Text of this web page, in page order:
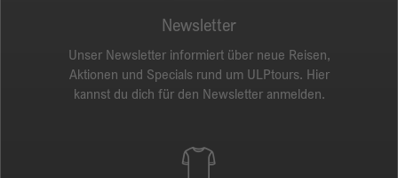
Newsletter
Unser Newsletter informiert über neue Reisen,
Aktionen und Specials rund um ULPtours. Hier
kannst du dich für den Newsletter anmelden.